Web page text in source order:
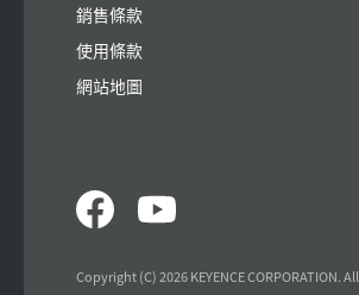
銷售條款
使用條款
網站地圖
Copyright (C) 2026 KEYENCE CORPORATION.